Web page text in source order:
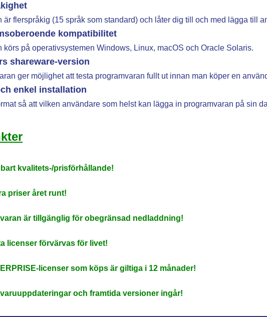
är flerspråkig (15 språk som standard) och låter dig till och med lägga till
kompatibilitet
körs på operativsystemen Windows, Linux, macOS och Oracle Solaris.
shareware-version
ger möjlighet att testa programvaran fullt ut innan man köper en
enkel installation
så att vilken användare som helst kan lägga in programvaran på sin
kvalitets-/prisförhållande!
priser året runt!
är tillgänglig för obegränsad nedladdning!
licenser förvärvas för livet!
licenser som köps är giltiga i 12 månader!
och framtida versioner ingår!